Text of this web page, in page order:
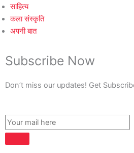
साहित्य
कला संस्कृति
अपनी बात
Subscribe Now
Don’t miss our updates! Get